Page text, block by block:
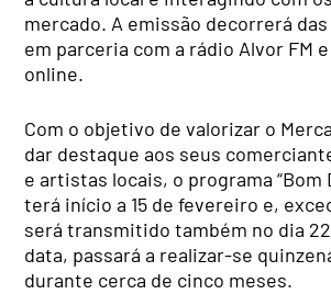
mercado. A emissão decorrerá das
em parceria com a rádio Alvor FM
online.
Com o objetivo de valorizar o
dar destaque aos seus
e artistas locais, o programa “Bom
terá início a 15 de fevereiro e,
será transmitido também no dia
data, passará a realizar-se
durante cerca de cinco meses.